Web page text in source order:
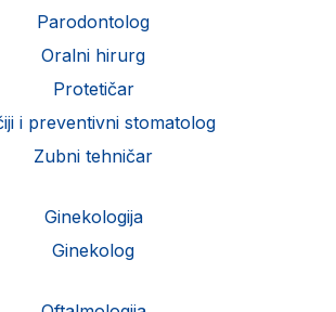
Parodontolog
Oralni hirurg
Protetičar
i preventivni stomatolog
Zubni tehničar
Ginekologija
Ginekolog